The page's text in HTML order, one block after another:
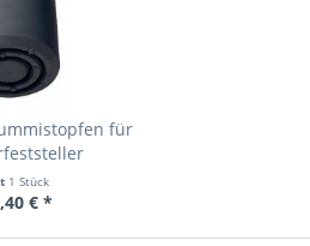
für
1 Stück
€ *